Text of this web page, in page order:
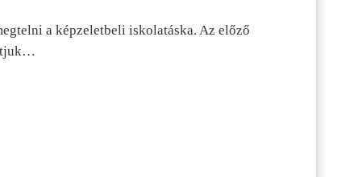
a képzeletbeli iskolatáska. Az előző